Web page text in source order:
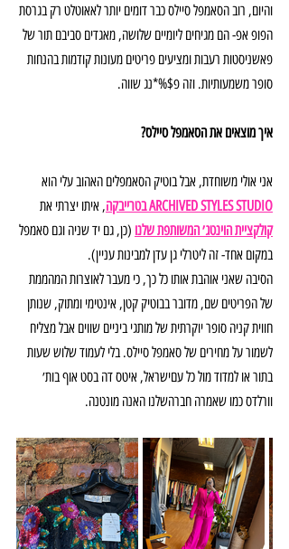
והיום, רוב הסאמפל סיילס כבר דומים יותר לאאוטלט רק בגרסת
הפופ אפ- הם מגיחים ליומיים שלושה, מאגדים סביבם תור של
פאשניסטות רעבות ומציעים פריטים מעונות קודמות בהנחות
סופר משמעותיות. וזה פ$%*נג שווה.
איך מוצאים את הסאמפל סיילס?
אני אולי משוחדת, אבל בוטיק הסאמפלים האהוב עלי הוא
ARCHIVED STYLES STUDIO בטרייבקה
, איתו יצרתי את
קולקציית הוינטג׳ המשותפת שלנו (כן, גם יד שניה וגם סאמפל
במקום אחד- זה ליטרלי גן עדן למבינות עניין).
הסיבה שאני אוהבת אותו כל כך, כי מעבר לאוצרות המהממת
של הפריטים שם, מדובר בבוטיק קטן, אינטימי ומתוק, שנותן
חווית קניה סופר יוקרתית של מותגי ביניים שווים אבל מצליח
לשמור על מחירים של סאמפל סיילס. בלי לעמוד שלוש שעות
בתור או למדוד מול כל עםישראל, איטס דה בסט אוף בות׳
וורלדס כמו שאמרה חברהשלנו האנה מונטנה.